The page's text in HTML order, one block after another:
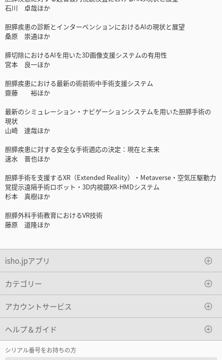
石川 卓哉ほか
胆膵疾患の診断とインターベンションにおけるAIの現状と展望
桑原 崇通ほか
膵切除におけるAIを用いた3D画像支援システムの有用性
宮本 良一ほか
胆膵疾患における最新の術前術中手術支援システム
齋藤 裕ほか
最新のシミュレーション・ナビゲーションシステムを用いた胆膵手術の
現状
山崎 達哉ほか
胆膵疾患に対する安全な手術適応の決定：現在と未来
速水 晋也ほか
胆膵手術を支援するXR（Extended Reality）・Metaverse・空気圧駆動力
覚提示遠隔手術ロボット・3D内視鏡XR-HMDシステム
杉本 真樹ほか
胆膵外科手術教育におけるVR技術
藤原 道隆ほか
isho.jpアプリ
カテゴリー
アカウントサービス
ヘルプ＆ガイド
シリアル番号をお持ちの方